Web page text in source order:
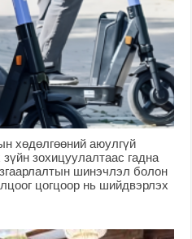
хөдөлгөөний аюулгүй
зохицуулалтаас гадна
шинэчлэл болон
цогцоор нь шийдвэрлэх